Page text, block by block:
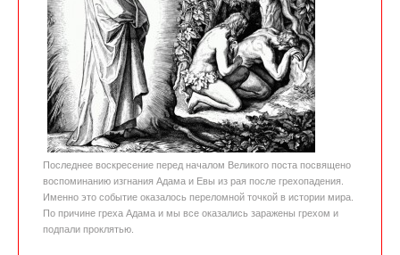
Последнее воскресение перед началом Великого поста посвящено
воспоминанию изгнания Адама и Евы из рая после грехопадения.
Именно это событие оказалось переломной точкой в истории мира.
По причине греха Адама и мы все оказались заражены грехом и
подпали проклятью.